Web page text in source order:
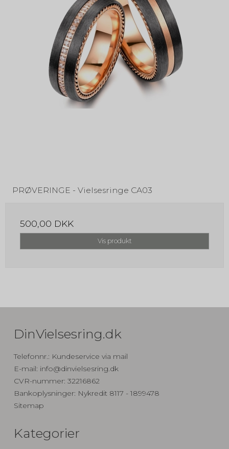
PRØVERINGE - Vielsesringe CA03
500,00 DKK
Vis produkt
DinVielsesring.dk
Telefonnr.: Kundeservice via mail
E-mail: info@dinvielsesring.dk
CVR-nummer: 32216862
Bankoplysninger: Nykredit 8117 - 1899478
Sitemap
Kategorier